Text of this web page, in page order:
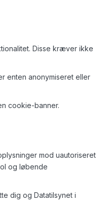
Disse kræver ikke
enten anonymiseret eller
cookie-banner.
mod uautoriseret
og løbende
dig og Datatilsynet i